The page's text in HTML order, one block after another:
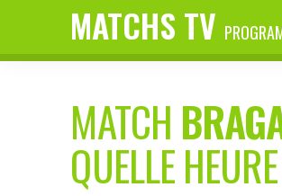
MATCHS TV
MATCH
QUELLE